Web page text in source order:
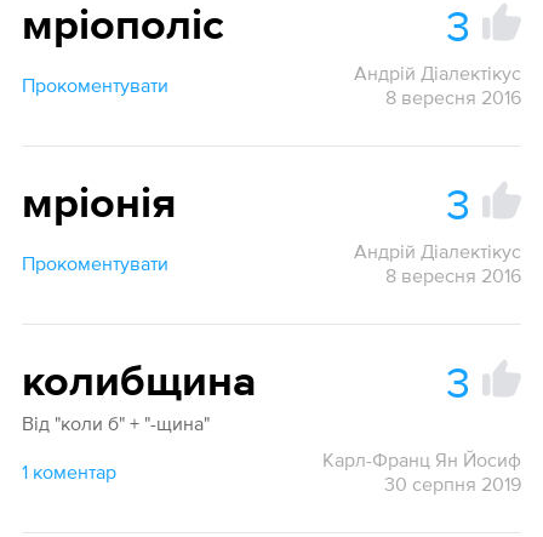
мріополіс 3
Прокоментувати
Андрій Діалектікус
8 вересня 2016
мріонія 3
Прокоментувати
Андрій Діалектікус
8 вересня 2016
колибщина 3
Від "коли б" + "-щина"
1 коментар
Карл-Франц Ян Йосиф
30 серпня 2019